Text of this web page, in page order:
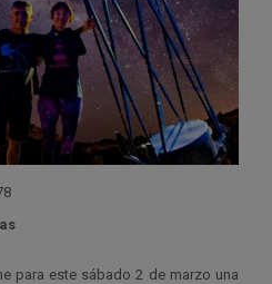
para este sábado 2 de marzo una